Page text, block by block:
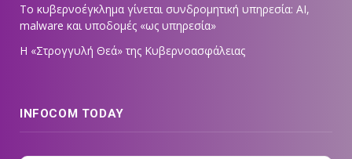
Το κυβερνοέγκλημα γίνεται συνδρομητική υπηρεσία: AI,
malware και υποδομές «ως υπηρεσία»
Η «Στρογγυλή Θεά» της Κυβερνοασφάλειας
INFOCOM TODAY